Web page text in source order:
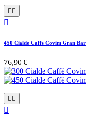
 

450 Cialde Caffè Covim Gran Bar
76,90 €
 
